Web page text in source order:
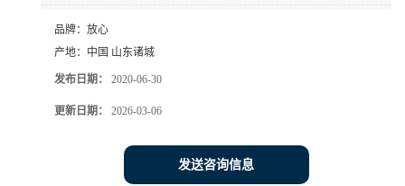
品牌： 放心
产地： 中国 山东诸城
发布日期： 2020-06-30
更新日期： 2026-03-06
发送咨询信息